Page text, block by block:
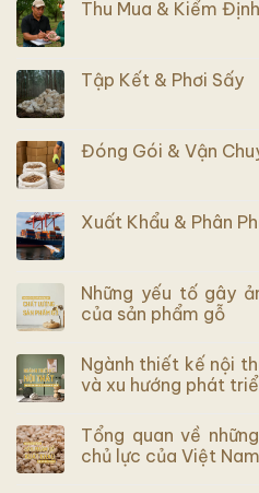
Thu Mua & Kiểm Định
Tập Kết & Phơi Sấy
Đóng Gói & Vận
Xuất Khẩu & Phân
Những yếu tố gây
của sản phẩm gỗ
Ngành thiết kế nội
và xu hướng phát
Tổng quan về
chủ lực của Việt Nam